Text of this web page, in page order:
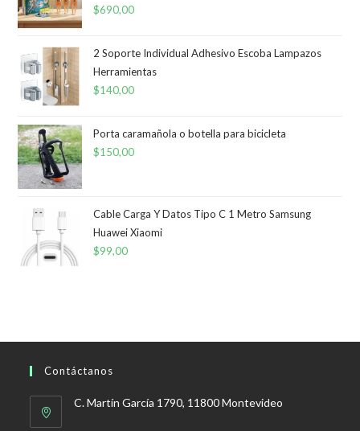
$690,00
2 Soporte Individual Adhesivo Escoba Lampazos
Herramientas
$140,00
Porta caramañola o botella para bicicleta
$150,00
Cable Carga Y Datos Tipo C 1 Metro Samsung
Huawei Xiaomi
$99,00
Contáctanos
C. Martín García 1790, 11800 Montevideo